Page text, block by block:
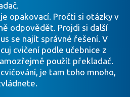
opakovací. Pročti si otázky v
odpovědět. Projdi si další
se najít správné řešení. V
cvičení podle učebnice z
použít překladač.
je tam toho mnoho,